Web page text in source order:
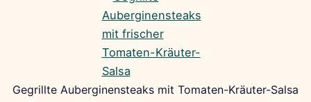
Gegrillte Auberginensteaks mit Tomaten-Kräuter-Salsa